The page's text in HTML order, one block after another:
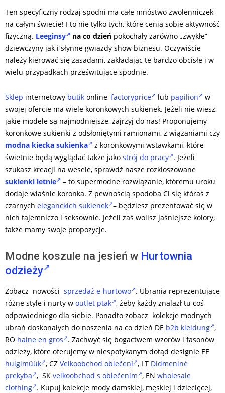
Ten specyficzny rodzaj spodni ma całe mnóstwo zwolenniczek
na całym świecie! I to nie tylko tych, które cenią sobie aktywność
fizyczną. Leeginsy na co dzień pokochały zarówno „zwykłe”
dziewczyny jak i słynne gwiazdy show biznesu. Oczywiście
należy kierować się zasadami, zakładając te bardzo obcisłe i w
wielu przypadkach prześwitujące spodnie.
Sklep internetowy butik online, factoryprice lub papilion
w
swojej ofercie ma wiele koronkowych sukienek. Jeżeli nie wiesz,
jakie modele są najmodniejsze, zajrzyj do nas! Proponujemy
koronkowe sukienki z odsłoniętymi ramionami, z wiązaniami czy
modna kiecka sukienka
z koronkowymi wstawkami, które
świetnie będą wyglądać także jako strój do pracy . Jeżeli
szukasz kreacji na wesele, sprawdź nasze rozkloszowane
sukienki letnie
– to supermodne rozwiązanie, któremu uroku
dodaje właśnie koronka. Z pewnością spodoba Ci się któraś z
czarnych eleganckich sukienek – będziesz prezentować się w
nich tajemniczo i seksownie. Jeżeli zaś wolisz jaśniejsze kolory,
także mamy swoje propozycje.
Modne koszule na jesień w Hurtownia
odzieży
Zobacz nowości sprzedaż e-hurtowo . Ubrania reprezentujące
różne style i nurty w outlet ptak , żeby każdy znalazł tu coś
odpowiedniego dla siebie. Ponadto zobacz kolekcje modnych
ubrań doskonałych do noszenia na co dzień DE b2b kleidung ,
RO haine en gros . Zachwyć się bogactwem wzorów i fasonów
odzieży, które oferujemy w niespotykanym dotąd designie EE
hulgimüük , CZ Velkoobchod oblečení , LT Didmeninė
prekyba , SK veľkoobchod s oblečením , EN wholesale
clothing . Kupuj kolekcje mody damskiej, męskiej i dziecięcej,